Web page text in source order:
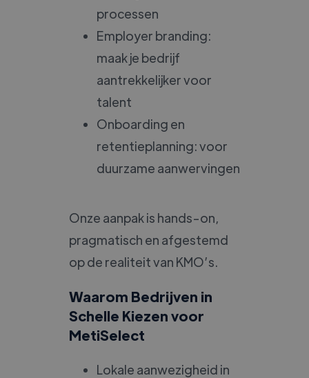
processen
Employer branding:
maak je bedrijf
aantrekkelijker voor
talent
Onboarding en
retentieplanning: voor
duurzame aanwervingen
Onze aanpak is hands-on,
pragmatisch en afgestemd
op de realiteit van KMO’s.
Waarom Bedrijven in
Schelle Kiezen voor
MetiSelect
Lokale aanwezigheid in